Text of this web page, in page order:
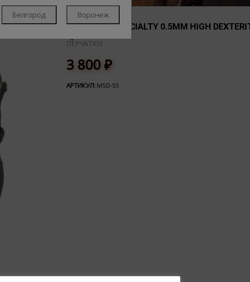
Белгород Воронеж
ПЕРЧАТКИ SPECIALTY 0.5MM HIGH
ПЕРЧАТКИ
3 800₽
АРТИКУЛ: MSD-55